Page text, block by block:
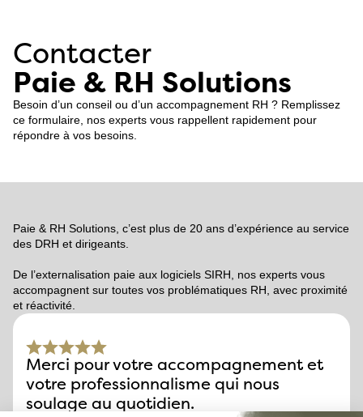
Contacter
Paie & RH Solutions
Besoin d’un conseil ou d’un accompagnement RH ? Remplissez
ce formulaire, nos experts vous rappellent rapidement pour
répondre à vos besoins.
Paie & RH Solutions, c’est plus de 20 ans d’expérience au service
des DRH et dirigeants.
De l’externalisation paie aux logiciels SIRH, nos experts vous
accompagnent sur toutes vos problématiques RH, avec proximité
et réactivité.
Merci pour votre accompagnement et
votre professionnalisme qui nous
soulage au quotidien.